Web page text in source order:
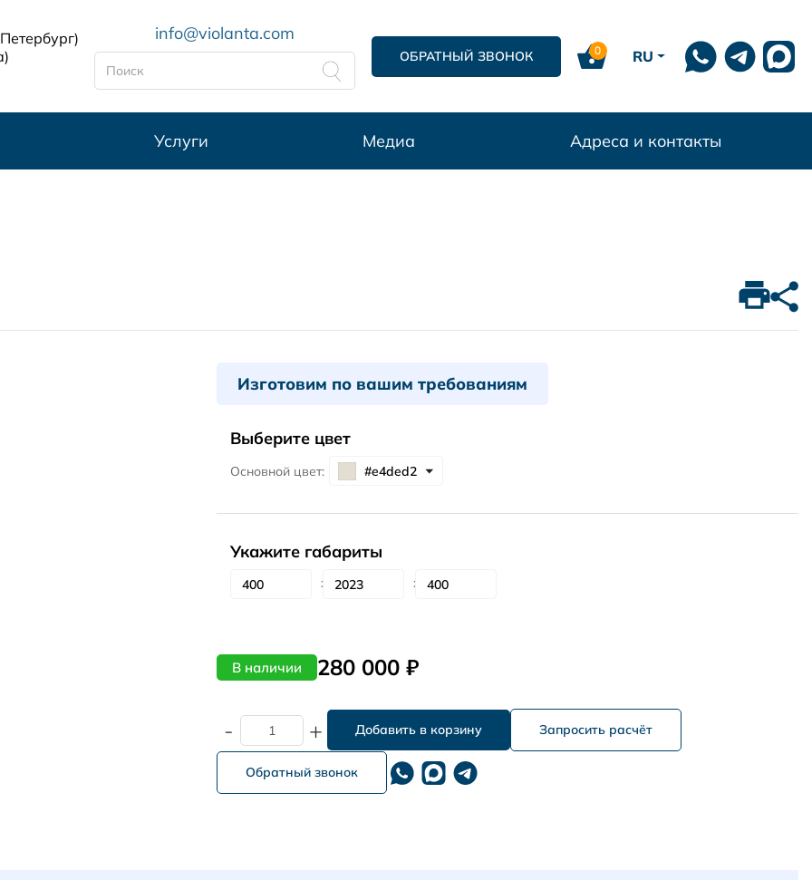
info@violanta.com
ОБРАТНЫЙ ЗВОНОК 0 RU
Услуги Медиа Адреса и контакты
Изготовим по вашим требованиям
Выберите цвет
Основной цвет:
Укажите габариты
В наличии 280 000 ₽
- + Запросить расчёт
Обратный звонок